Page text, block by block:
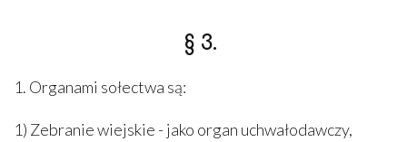
§ 3.
1. Organami sołectwa są:
1) Zebranie wiejskie - jako organ uchwałodawczy,